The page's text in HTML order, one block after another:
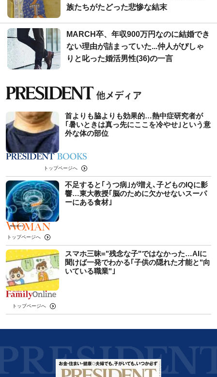
族たちがたどった悲惨な結末
MARCH卒、年収900万円なのに結婚でき
ない理由が詰まっていた...仲人がぴしゃ
りと叱った婚活男性(36)の一言
首よりも脇よりも効果的…熱中症研究者が
｢暑いときは真っ先にここを冷やせ｣という意
外な体の部位
トップページへ
不足すると｢うつ病｣が増え､子どものIQに影
響…東大教授｢脳のために欠かせないスーパ
ーにある食材｣
トップページへ
スマホ三昧="残念な子"ではなかった…AIに
聞けば一発でわかる｢子供の隠れた才能と"向
いている職業"｣
トップページへ